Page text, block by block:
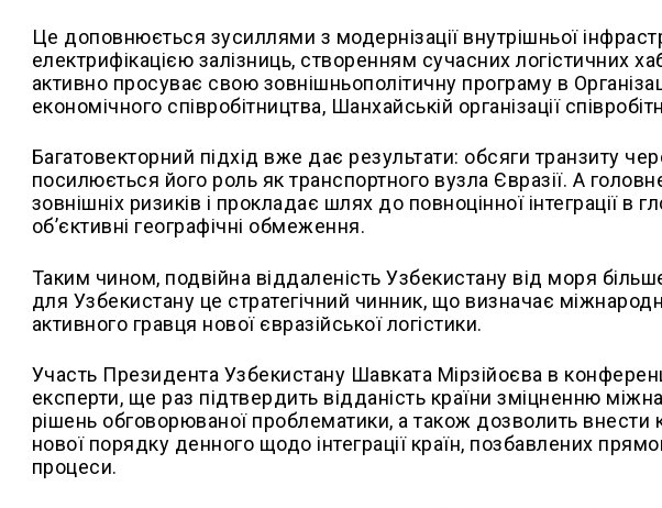
Це доповнюється зусиллями з модернізації внутрішньої
електрифікацією залізниць, створенням сучасних логістичних
активно просуває свою зовнішньополітичну програму в
економічного співробітництва, Шанхайській організації
Багатовекторний підхід вже дає результати: обсяги транзиту
посилюється його роль як транспортного вузла Євразії. А
зовнішніх ризиків і прокладає шлях до повноцінної інтеграції в
об’єктивні географічні обмеження.
Таким чином, подвійна віддаленість Узбекистану від моря
для Узбекистану це стратегічний чинник, що визначає
активного гравця нової євразійської логістики.
Участь Президента Узбекистану Шавката Мірзійоєва в
експерти, ще раз підтвердить відданість країни зміцненню
рішень обговорюваної проблематики, а також дозволить
нової порядку денного щодо інтеграції країн, позбавлених
процеси.